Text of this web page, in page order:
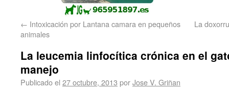
← Intoxicación por Lantana camara en pequeños
animales
La
La leucemia linfocítica crónica en el
manejo
Publicado el 27 octubre, 2013 porJose V. Griñan